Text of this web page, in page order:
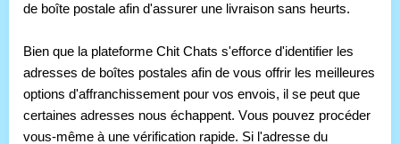
de boîte postale afin d'assurer une livraison sans heurts.
Bien que la plateforme Chit Chats s'efforce d'identifier les
adresses de boîtes postales afin de vous offrir les meilleures
options d'affranchissement pour vos envois, il se peut que
certaines adresses nous échappent. Vous pouvez procéder
vous-même à une vérification rapide. Si l'adresse du